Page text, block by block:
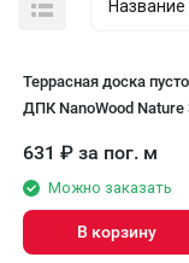
Название
Террасная доска
ДПК NanoWood Nature
631 ₽ за пог. м
Можно заказать
В корзину